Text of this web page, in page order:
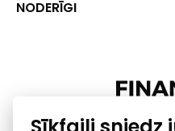
Dati
Uzņēmumu kredītspējas
NODERĪGI